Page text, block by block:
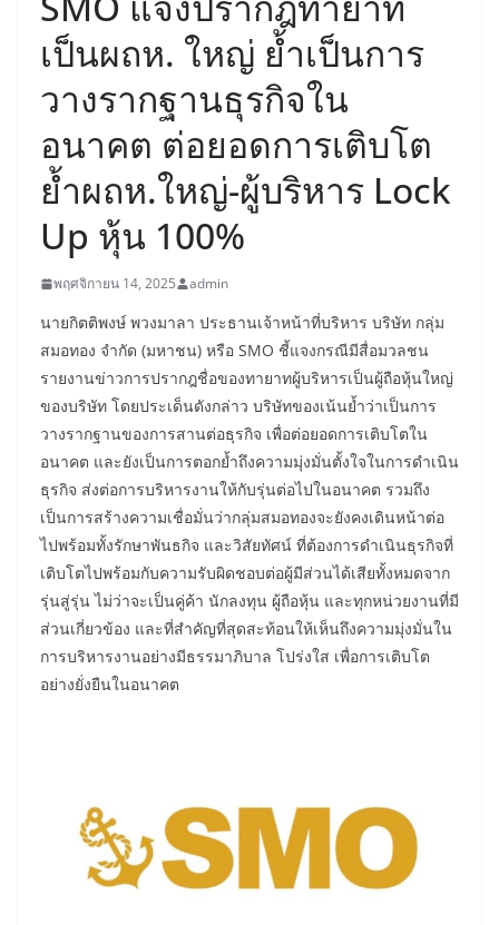
เป็นผถห. ใหญ่ ย้ำเป็นการ
วางรากฐานธุรกิจใน
อนาคต ต่อยอดการเติบโต
ย้ำผถห.ใหญ่-ผู้บริหาร Lock
Up หุ้น 100%
พฤศจิกายน 14, 2025 admin
นายกิตติพงษ์ พวงมาลา ประธานเจ้าหน้าที่บริหาร บริษัท กลุ่ม
สมอทอง จำกัด (มหาชน) หรือ SMO ชี้แจงกรณีมีสื่อมวลชน
รายงานข่าวการปรากฎชื่อของทายาทผู้บริหารเป็นผู้ถือหุ้นใหญ่
ของบริษัท โดยประเด็นดังกล่าว บริษัทของเน้นย้ำว่าเป็นการ
วางรากฐานของการสานต่อธุรกิจ เพื่อต่อยอดการเติบโตใน
อนาคต และยังเป็นการตอกย้ำถึงความมุ่งมั่นตั้งใจในการดำเนิน
ธุรกิจ ส่งต่อการบริหารงานให้กับรุ่นต่อไปในอนาคต รวมถึง
เป็นการสร้างความเชื่อมั่นว่ากลุ่มสมอทองจะยังคงเดินหน้าต่อ
ไปพร้อมทั้งรักษาพันธกิจ และวิสัยทัศน์ ที่ต้องการดำเนินธุรกิจที่
เติบโตไปพร้อมกับความรับผิดชอบต่อผู้มีส่วนได้เสียทั้งหมดจาก
รุ่นสู่รุ่น ไม่ว่าจะเป็นคู่ค้า นักลงทุน ผู้ถือหุ้น และทุกหน่วยงานที่มี
ส่วนเกี่ยวข้อง และที่สำคัญที่สุดสะท้อนให้เห็นถึงความมุ่งมั่นใน
การบริหารงานอย่างมีธรรมาภิบาล โปร่งใส เพื่อการเติบโต
อย่างยั่งยืนในอนาคต